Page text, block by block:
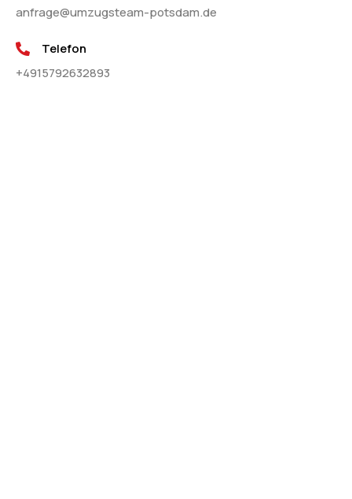
anfrage@umzugsteam-potsdam.de
Telefon
+4915792632893